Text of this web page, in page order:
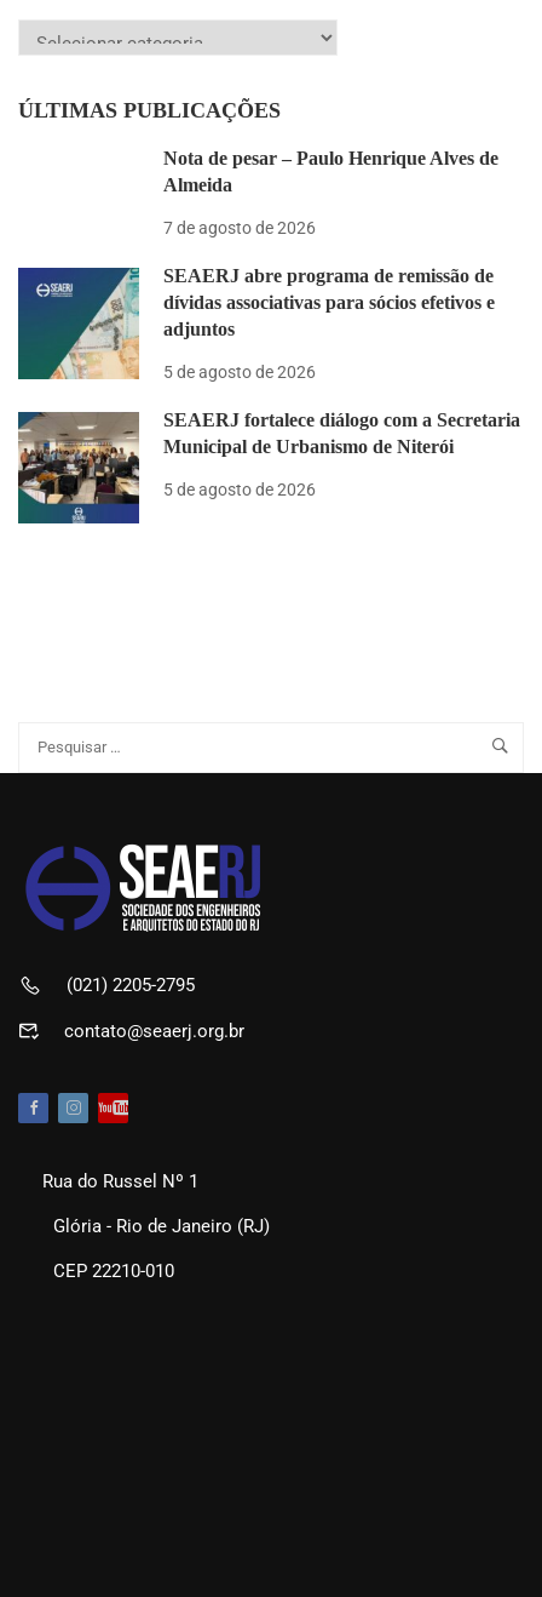
Categorias
ÚLTIMAS PUBLICAÇÕES
Nota de pesar – Paulo Henrique Alves de
Almeida
7 de agosto de 2026
SEAERJ abre programa de remissão de
dívidas associativas para sócios efetivos e
adjuntos
5 de agosto de 2026
SEAERJ fortalece diálogo com a Secretaria
Municipal de Urbanismo de Niterói
5 de agosto de 2026
(021) 2205-2795
contato@seaerj.org.br
Rua do Russel Nº 1
Glória - Rio de Janeiro (RJ)
CEP 22210-010